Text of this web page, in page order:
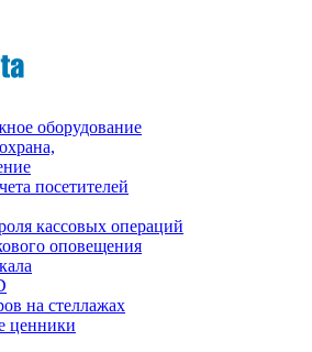
оборудование
посетителей
кассовых операций
оповещения
на стеллажах
ценники